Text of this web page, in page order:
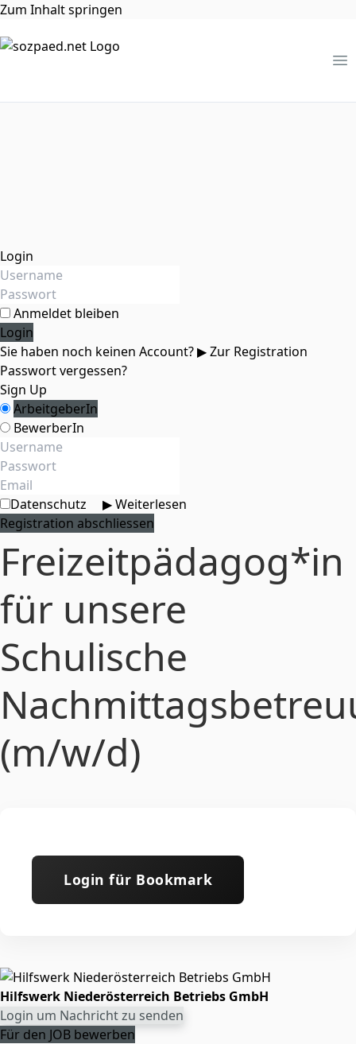
Zum Inhalt springen
Login
Anmeldet bleiben
Sie haben noch keinen Account?▶ Zur Registration
Passwort vergessen?
Sign Up
ArbeitgeberIn
BewerberIn
▶ Weiterlesen
Freizeitpädagog*in
für unsere
Schulische
(m/w/d)
Login für Bookmark
Hilfswerk Niederösterreich Betriebs GmbH
Login um Nachricht zu senden
Für den JOB bewerben